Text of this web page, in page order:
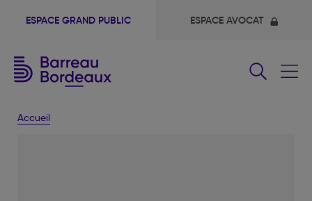
ESPACE GRAND PUBLIC ESPACE AVOCAT
Accueil